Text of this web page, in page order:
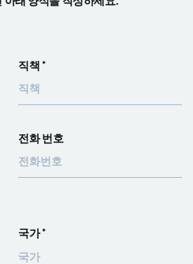
직책 *
전화 번호
국가 *